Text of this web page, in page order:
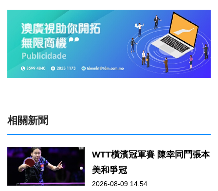
相關新聞
WTT橫濱冠軍賽 陳幸同鬥張本
美和爭冠
2026-08-09 14:54